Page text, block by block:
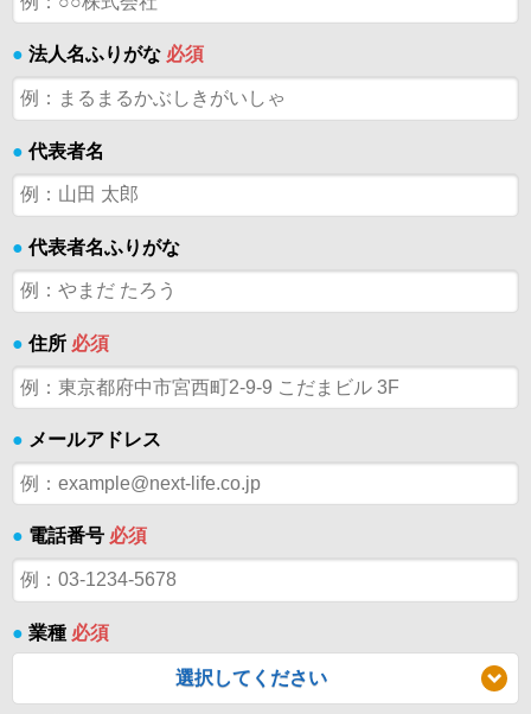
● 法人名ふりがな 必須
● 代表者名
● 代表者名ふりがな
● 住所 必須
● メールアドレス
● 電話番号 必須
● 業種 必須
選択してください